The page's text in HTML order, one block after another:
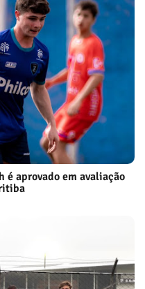
é aprovado em avaliação